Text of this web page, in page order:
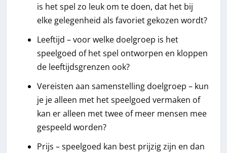
is het spel zo leuk om te doen, dat het bij
elke gelegenheid als favoriet gekozen wordt?
Leeftijd – voor welke doelgroep is het
speelgoed of het spel ontworpen en kloppen
de leeftijdsgrenzen ook?
Vereisten aan samenstelling doelgroep – kun
je je alleen met het speelgoed vermaken of
kan er alleen met twee of meer mensen mee
gespeeld worden?
Prijs – speelgoed kan best prijzig zijn en dan